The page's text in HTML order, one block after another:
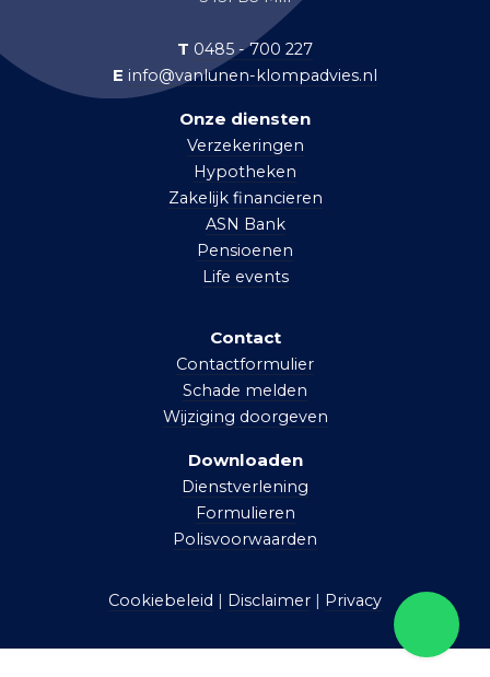
T 0485 - 700 227
E info@vanlunen-klompadvies.nl
Onze diensten
Verzekeringen
Hypotheken
Zakelijk financieren
ASN Bank
Pensioenen
Life events
Contact
Contactformulier
Schade melden
Wijziging doorgeven
Downloaden
Dienstverlening
Formulieren
Polisvoorwaarden
Cookiebeleid | Disclaimer | Privacy